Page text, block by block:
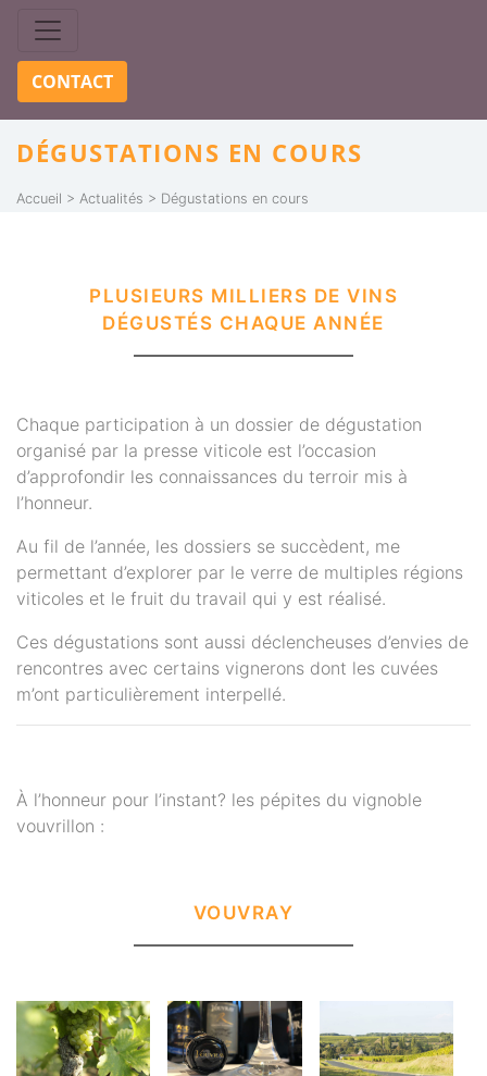
CONTACT
DÉGUSTATIONS EN COURS
Accueil Actualités Dégustations en cours
PLUSIEURS MILLIERS DE VINS
DÉGUSTÉS CHAQUE ANNÉE
Chaque participation à un dossier de dégustation
organisé par la presse viticole est l’occasion
d’approfondir les connaissances du terroir mis à
l’honneur.
Au fil de l’année, les dossiers se succèdent, me
permettant d’explorer par le verre de multiples régions
viticoles et le fruit du travail qui y est réalisé.
Ces dégustations sont aussi déclencheuses d’envies de
rencontres avec certains vignerons dont les cuvées
m’ont particulièrement interpellé.
À l’honneur pour l’instant? les pépites du vignoble
vouvrillon :
VOUVRAY